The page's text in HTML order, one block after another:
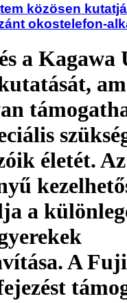
közösen
okostelefon-
a Kagawa
életét. Az
a
A